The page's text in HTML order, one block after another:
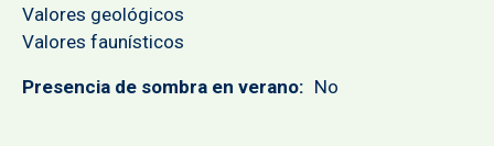
Valores geológicos
Valores faunísticos
Presencia de sombra en verano No